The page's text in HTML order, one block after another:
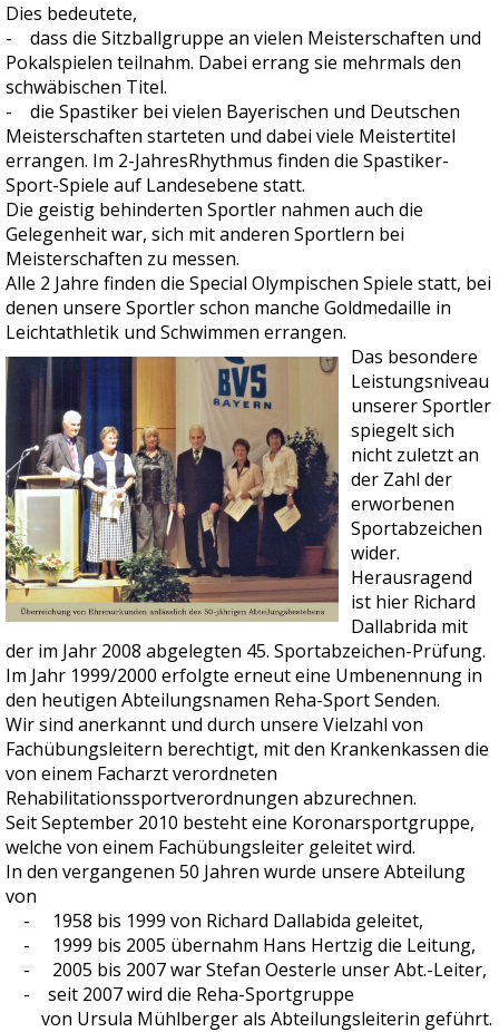
Dies bedeutete,
- dass die Sitzballgruppe an vielen Meisterschaften und
Pokalspielen teilnahm. Dabei errang sie mehrmals den
schwäbischen Titel.
- die Spastiker bei vielen Bayerischen und Deutschen
Meisterschaften starteten und dabei viele Meistertitel
errangen. Im 2-JahresRhythmus finden die Spastiker-
Sport-Spiele auf Landesebene statt.
Die geistig behinderten Sportler nahmen auch die
Gelegenheit war, sich mit anderen Sportlern bei
Meisterschaften zu messen.
Alle 2 Jahre finden die Special Olympischen Spiele statt, bei
denen unsere Sportler schon manche Goldmedaille in
Leichtathletik und Schwimmen errangen.
Das besondere
Leistungsniveau
unserer Sportler
spiegelt sich
nicht zuletzt an
der Zahl der
erworbenen
Sportabzeichen
wider.
Herausragend
ist hier Richard
Dallabrida mit
der im Jahr 2008 abgelegten 45. Sportabzeichen-Prüfung.
Im Jahr 1999/2000 erfolgte erneut eine Umbenennung in
den heutigen Abteilungsnamen Reha-Sport Senden.
Wir sind anerkannt und durch unsere Vielzahl von
Fachübungsleitern berechtigt, mit den Krankenkassen die
von einem Facharzt verordneten
Rehabilitationssportverordnungen abzurechnen.
Seit September 2010 besteht eine Koronarsportgruppe,
welche von einem Fachübungsleiter geleitet wird.
In den vergangenen 50 Jahren wurde unsere Abteilung
von
- 1958 bis 1999 von Richard Dallabida geleitet,
- 1999 bis 2005 übernahm Hans Hertzig die Leitung,
- 2005 bis 2007 war Stefan Oesterle unser Abt.-Leiter,
- seit 2007 wird die Reha-Sportgruppe
von Ursula Mühlberger als Abteilungsleiterin geführt.